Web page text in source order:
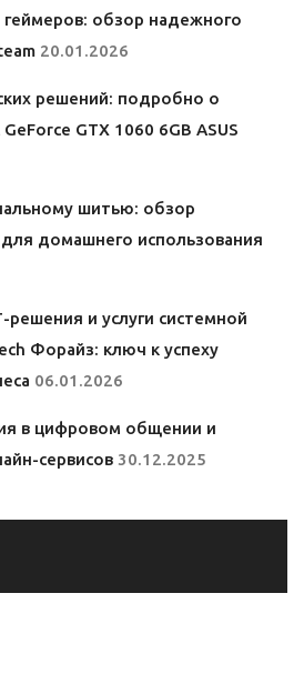
обзор надежного
20.01.2026
решений: подробно о
GTX 1060 6GB ASUS
шитью: обзор
домашнего использования
и услуги системной
Форайз: ключ к успеху
06.01.2026
в цифровом общении и
сервисов 30.12.2025